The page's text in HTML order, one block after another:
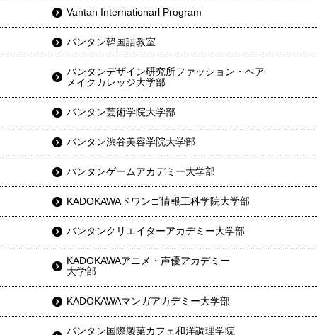
Vantan Internationarl Program
バンタン韓国語教室
バンタンデザイン研究所ファッション・ヘア
メイクカレッジ大学部
バンタン芸術学院大学部
バンタン渋谷美容学院大学部
バンタンゲームアカデミー大学部
KADOKAWAドワンゴ情報工科学院大学部
バンタンクリエイターアカデミー大学部
KADOKAWAアニメ・声優アカデミー
大学部
KADOKAWAマンガアカデミー大学部
バンタン国際製菓カフェ和洋調理学院